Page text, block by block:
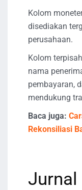
Kolom
disediakan
perusahaan.
Kolom
nama
pembayaran,
mendukung
Baca juga:
Rekonsiliasi
Jurnal